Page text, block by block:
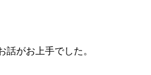
話がお上手でした。